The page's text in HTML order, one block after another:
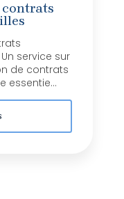
contrats
service sur
de contrats
essentie...